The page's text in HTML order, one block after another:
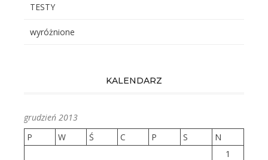
TESTY
wyróżnione
KALENDARZ
grudzień 2013
P
W Ś C P S
N
1